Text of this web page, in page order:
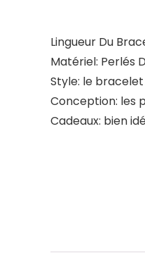
Lingueur Du
Matériel: Perlés
Style: le
Conception: les
Cadeaux: bien